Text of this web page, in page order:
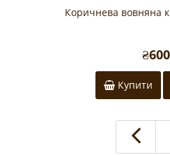
Коричнева вовняна
₴600
Купити